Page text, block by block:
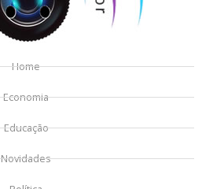
Home
Economia
Educação
Novidades